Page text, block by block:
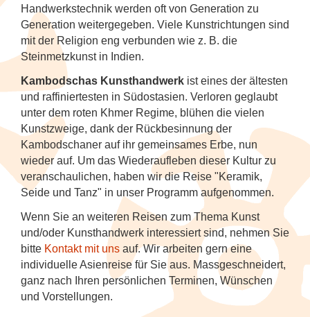
Handwerkstechnik werden oft von Generation zu
Generation weitergegeben. Viele Kunstrichtungen sind
mit der Religion eng verbunden wie z. B. die
Steinmetzkunst in Indien.
Kambodschas Kunsthandwerk ist eines der ältesten
und raffiniertesten in Südostasien. Verloren geglaubt
unter dem roten Khmer Regime, blühen die vielen
Kunstzweige, dank der Rückbesinnung der
Kambodschaner auf ihr gemeinsames Erbe, nun
wieder auf. Um das Wiederaufleben dieser Kultur zu
veranschaulichen, haben wir die Reise "Keramik,
Seide und Tanz" in unser Programm aufgenommen.
Wenn Sie an weiteren Reisen zum Thema Kunst
und/oder Kunsthandwerk interessiert sind, nehmen Sie
bitte Kontakt mit uns auf. Wir arbeiten gern eine
individuelle Asienreise für Sie aus. Massgeschneidert,
ganz nach Ihren persönlichen Terminen, Wünschen
und Vorstellungen.
Diverses
Kambodscha 5
Laos 5
Myanmar (Burma) 5
Nepal 5
Sri Lanka 4
Südkorea 4
Thailand 6
Vietnam 5
Sehenswertes
Wellness & Entspannung auf Sri Lanka
Familienreise Sri Lanka
Familienreise Thailand
Kandy Esala Perahera Sri Lanka
NEU: Schlemmerreise Thailand
Thailand: Streetfood, Rooftops und Flip-
Vietnam für Geniesser
NEU: Traumhaftes Thailand
durchs Mekong-Delta
NEU: Flusskreuzfahrt mit der RV River
Hausboot-Kreuzfahrt auf den
Backwaters
Flusskreuzfahrt auf dem Brahmaputra
NEU: Indonesien
Japan
Korea (Südkorea)
Mongolei
Myanmar (Burma)
Nepal
Spirituelle Reisen
Sri Lanka
Thailand